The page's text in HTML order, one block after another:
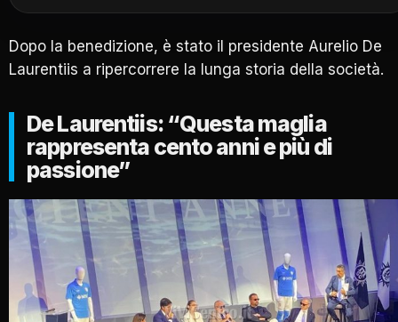
Dopo la benedizione, è stato il presidente Aurelio De
Laurentiis a ripercorrere la lunga storia della società.
De Laurentiis: “Questa maglia
rappresenta cento anni e più di
passione”